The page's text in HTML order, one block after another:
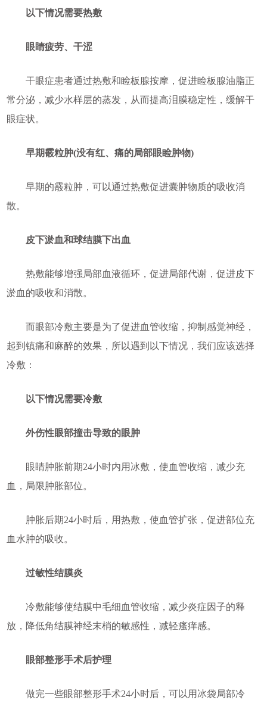
以下情况需要热敷
眼睛疲劳、干涩
干眼症患者通过热敷和睑板腺按摩，促进睑板腺油脂正
常分泌，减少水样层的蒸发，从而提高泪膜稳定性，缓解干
眼症状。
早期霰粒肿(没有红、痛的局部眼睑肿物)
早期的霰粒肿，可以通过热敷促进囊肿物质的吸收消
散。
皮下淤血和球结膜下出血
热敷能够增强局部血液循环，促进局部代谢，促进皮下
淤血的吸收和消散。
而眼部冷敷主要是为了促进血管收缩，抑制感觉神经，
起到镇痛和麻醉的效果，所以遇到以下情况，我们应该选择
冷敷：
以下情况需要冷敷
外伤性眼部撞击导致的眼肿
眼睛肿胀前期24小时内用冰敷，使血管收缩，减少充
血，局限肿胀部位。
肿胀后期24小时后，用热敷，使血管扩张，促进部位充
血水肿的吸收。
过敏性结膜炎
冷敷能够使结膜中毛细血管收缩，减少炎症因子的释
放，降低角结膜神经末梢的敏感性，减轻瘙痒感。
眼部整形手术后护理
做完一些眼部整形手术24小时后，可以用冰袋局部冷